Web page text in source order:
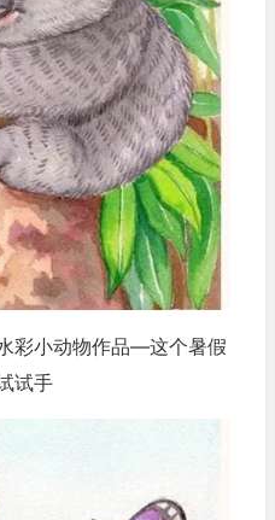
彩小动物作品—这个暑假
试手